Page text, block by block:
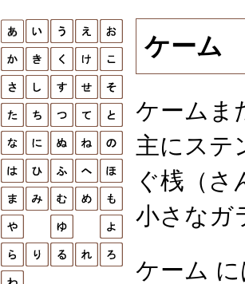
ケーム
ケームま
主にステ
ぐ桟（さ
小さなガ
ケーム